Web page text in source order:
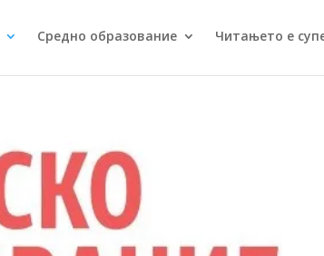
Средно образование Читањето е